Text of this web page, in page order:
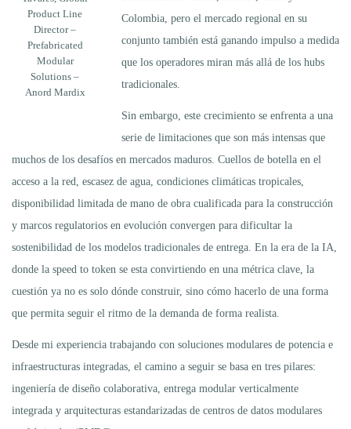
Product Line
Director –
Prefabricated
Modular
Solutions –
Anord Mardix
Colombia, pero el mercado regional en su
conjunto también está ganando impulso a medida
que los operadores miran más allá de los hubs
tradicionales.
Sin embargo, este crecimiento se enfrenta a una
serie de limitaciones que son más intensas que
muchos de los desafíos en mercados maduros. Cuellos de botella en el
acceso a la red, escasez de agua, condiciones climáticas tropicales,
disponibilidad limitada de mano de obra cualificada para la construcción
y marcos regulatorios en evolución convergen para dificultar la
sostenibilidad de los modelos tradicionales de entrega. En la era de la IA,
donde la speed to token se esta convirtiendo en una métrica clave, la
cuestión ya no es solo dónde construir, sino cómo hacerlo de una forma
que permita seguir el ritmo de la demanda de forma realista.
Desde mi experiencia trabajando con soluciones modulares de potencia e
infraestructuras integradas, el camino a seguir se basa en tres pilares:
ingeniería de diseño colaborativa, entrega modular verticalmente
integrada y arquitecturas estandarizadas de centros de datos modulares